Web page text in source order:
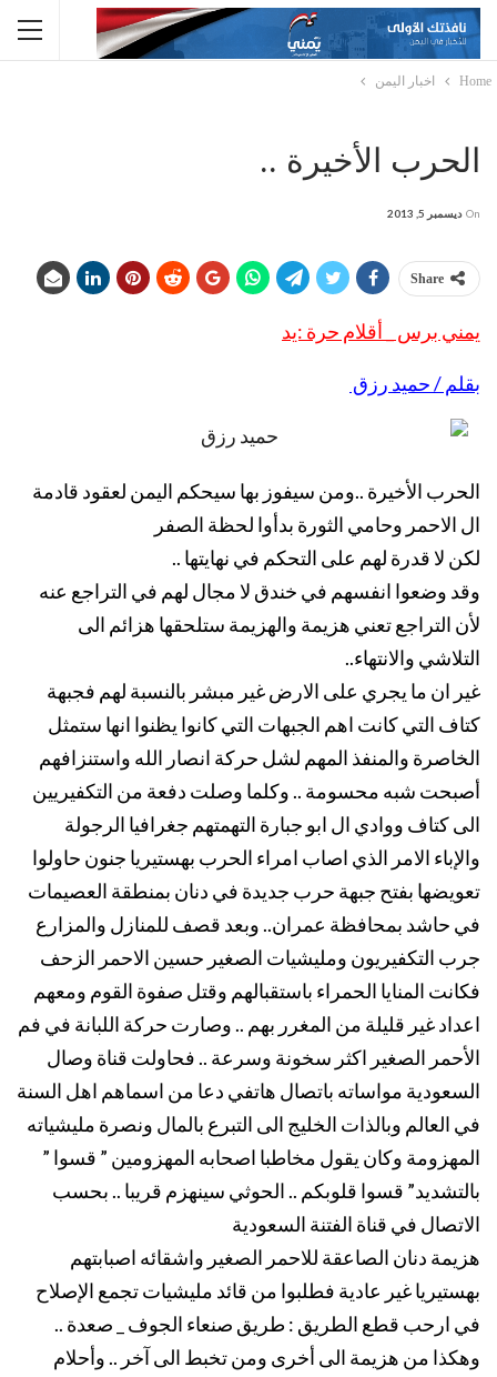
Home اخبار اليمن
الحرب الأخيرة ..
On ديسمبر 5, 2013
Share
يمني برس _ أقلام حرة :يد
بقلم / حميد رزق
الحرب الأخيرة ..ومن سيفوز بها سيحكم اليمن لعقود قادمة
ال الاحمر وحامي الثورة بدأوا لحظة الصفر
لكن لا قدرة لهم على التحكم في نهايتها ..
وقد وضعوا انفسهم في خندق لا مجال لهم في التراجع عنه
لأن التراجع تعني هزيمة والهزيمة ستلحقها هزائم الى
التلاشي والانتهاء..
غير ان ما يجري على الارض غير مبشر بالنسبة لهم فجبهة
كتاف التي كانت اهم الجبهات التي كانوا يظنوا انها ستمثل
الخاصرة والمنفذ المهم لشل حركة انصار الله واستنزافهم
أصبحت شبه محسومة .. وكلما وصلت دفعة من التكفيريين
الى كتاف ووادي ال ابو جبارة التهمتهم جغرافيا الرجولة
والإباء الامر الذي اصاب امراء الحرب بهستيريا جنون حاولوا
تعويضها بفتح جبهة حرب جديدة في دنان بمنطقة العصيمات
في حاشد بمحافظة عمران.. وبعد قصف للمنازل والمزارع
جرب التكفيريون ومليشيات الصغير حسين الاحمر الزحف
فكانت المنايا الحمراء باستقبالهم وقتل صفوة القوم ومعهم
اعداد غير قليلة من المغرر بهم .. وصارت حركة اللبانة في فم
الأحمر الصغير اكثر سخونة وسرعة .. فحاولت قناة وصال
السعودية مواساته باتصال هاتفي دعا من اسماهم اهل السنة
في العالم وبالذات الخليج الى التبرع بالمال ونصرة مليشياته
المهزومة وكان يقول مخاطبا اصحابه المهزومين ” قسوا ”
بالتشديد” قسوا قلوبكم .. الحوثي سينهزم قريبا .. بحسب
الاتصال في قناة الفتنة السعودية
هزيمة دنان الصاعقة للاحمر الصغير واشقائه اصبابتهم
بهستيريا غير عادية فطلبوا من قائد مليشيات تجمع الإصلاح
في ارحب قطع الطريق : طريق صنعاء الجوف _ صعدة ..
وهكذا من هزيمة الى أخرى ومن تخبط الى آخر .. وأحلام